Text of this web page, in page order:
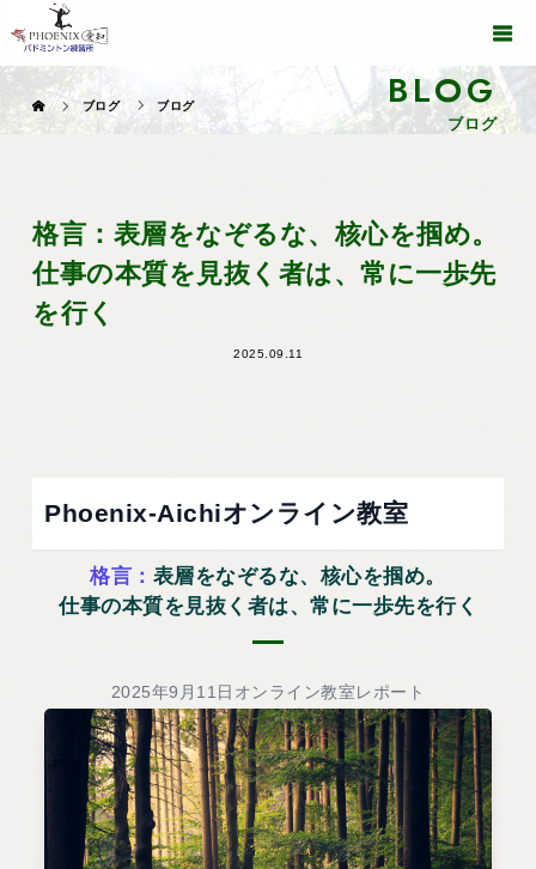
BLOG
ブログ
ブログ ブログ
格言：表層をなぞるな、核心を掴め。
仕事の本質を見抜く者は、常に一歩先
を行く
2025.09.11
Phoenix-Aichiオンライン教室
格言： 表層をなぞるな、核心を掴め。
仕事の本質を見抜く者は、常に一歩先を行く
2025年9月11日オンライン教室レポート